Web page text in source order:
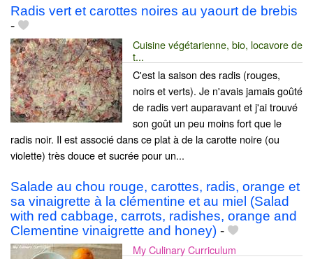
Radis vert et carottes noires au yaourt de brebis
-
Cuisine végétarienne, bio, locavore de
t...
C'est la saison des radis (rouges,
noirs et verts). Je n'avais jamais goûté
de radis vert auparavant et j'ai trouvé
son goût un peu moins fort que le
radis noir. Il est associé dans ce plat à de la carotte noire (ou
violette) très douce et sucrée pour un...
Salade au chou rouge, carottes, radis, orange et
sa vinaigrette à la clémentine et au miel (Salad
with red cabbage, carrots, radishes, orange and
Clementine vinaigrette and honey) -
My Culinary Curriculum